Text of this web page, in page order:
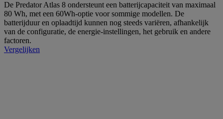
De Predator Atlas 8 ondersteunt een batterijcapaciteit van maximaal
80 Wh, met een 60Wh-optie voor sommige modellen. De
batterijduur en oplaadtijd kunnen nog steeds variëren, afhankelijk
van de configuratie, de energie-instellingen, het gebruik en andere
factoren.
Vergelijken